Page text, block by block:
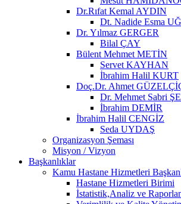
Dr.Rıfat Kemal AYDIN
Dt. Nadide Esma
Dr. Yılmaz GERGER
Bilal ÇAY
Bülent Mehmet METİN
Servet KAYHAN
İbrahim Halil KURT
Doç.Dr. Ahmet
Dr. Mehmet Sabri
İbrahim DEMİR
İbrahim Halil CENGİZ
Seda UYDAŞ
Organizasyon Şeması
Misyon / Vizyon
Başkanlıklar
Kamu Hastane Hizmetleri
Hastane Hizmetleri Birimi
İstatistik,Analiz ve